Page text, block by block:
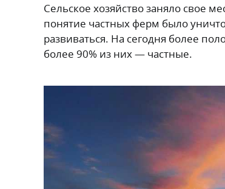
Сельское хозяйство заняло свое
понятие частных ферм было
развиваться. На сегодня более
более 90% из них — частные.